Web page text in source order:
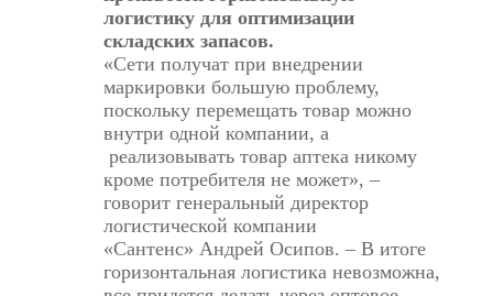
логистику для оптимизации
складских запасов.
«Сети получат при внедрении
маркировки большую проблему,
поскольку перемещать товар можно
внутри одной компании, а
реализовывать товар аптека никому
кроме потребителя не может», –
говорит генеральный директор
логистической компании
«Сантенс» Андрей Осипов. – В итоге
горизонтальная логистика невозможна,